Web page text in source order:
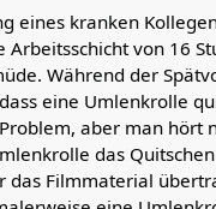
eines kranken
von 16
Während der
eine Umlenkrolle
aber man hört
das
das Filmmaterial